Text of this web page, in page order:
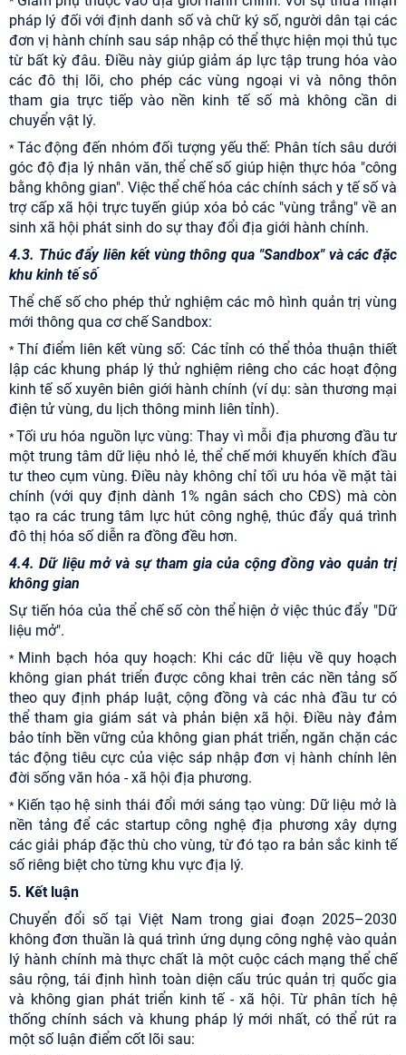
pháp lý đối với định danh số và chữ ký số, người dân tại các
đơn vị hành chính sau sáp nhập có thể thực hiện mọi thủ tục
từ bất kỳ đâu. Điều này giúp giảm áp lực tập trung hóa vào
các đô thị lõi, cho phép các vùng ngoại vi và nông thôn
tham gia trực tiếp vào nền kinh tế số mà không cần di
chuyển vật lý.
* Tác động đến nhóm đối tượng yếu thế: Phân tích sâu dưới
góc độ địa lý nhân văn, thể chế số giúp hiện thực hóa "công
bằng không gian". Việc thể chế hóa các chính sách y tế số và
trợ cấp xã hội trực tuyến giúp xóa bỏ các "vùng trắng" về an
sinh xã hội phát sinh do sự thay đổi địa giới hành chính.
4.3. Thúc đẩy liên kết vùng thông qua "Sandbox" và các đặc
khu kinh tế số
Thể chế số cho phép thử nghiệm các mô hình quản trị vùng
mới thông qua cơ chế Sandbox:
* Thí điểm liên kết vùng số: Các tỉnh có thể thỏa thuận thiết
lập các khung pháp lý thử nghiệm riêng cho các hoạt động
kinh tế số xuyên biên giới hành chính (ví dụ: sàn thương mại
điện tử vùng, du lịch thông minh liên tỉnh).
*Tối ưu hóa nguồn lực vùng: Thay vì mỗi địa phương đầu tư
một trung tâm dữ liệu nhỏ lẻ, thể chế mới khuyến khích đầu
tư theo cụm vùng. Điều này không chỉ tối ưu hóa về mặt tài
chính (với quy định dành 1% ngân sách cho CĐS) mà còn
tạo ra các trung tâm lực hút công nghệ, thúc đẩy quá trình
đô thị hóa số diễn ra đồng đều hơn.
4.4. Dữ liệu mở và sự tham gia của cộng đồng vào quản trị
không gian
Sự tiến hóa của thể chế số còn thể hiện ở việc thúc đẩy "Dữ
liệu mở".
* Minh bạch hóa quy hoạch: Khi các dữ liệu về quy hoạch
không gian phát triển được công khai trên các nền tảng số
theo quy định pháp luật, cộng đồng và các nhà đầu tư có
thể tham gia giám sát và phản biện xã hội. Điều này đảm
bảo tính bền vững của không gian phát triển, ngăn chặn các
tác động tiêu cực của việc sáp nhập đơn vị hành chính lên
đời sống văn hóa - xã hội địa phương.
* Kiến tạo hệ sinh thái đổi mới sáng tạo vùng: Dữ liệu mở là
nền tảng để các startup công nghệ địa phương xây dựng
các giải pháp đặc thù cho vùng, từ đó tạo ra bản sắc kinh tế
số riêng biệt cho từng khu vực địa lý.
5. Kết luận
Chuyển đổi số tại Việt Nam trong giai đoạn 2025–2030
không đơn thuần là quá trình ứng dụng công nghệ vào quản
lý hành chính mà thực chất là một cuộc cách mạng thể chế
sâu rộng, tái định hình toàn diện cấu trúc quản trị quốc gia
và không gian phát triển kinh tế - xã hội. Từ phân tích hệ
thống chính sách và khung pháp lý mới nhất, có thể rút ra
một số luận điểm cốt lõi sau: